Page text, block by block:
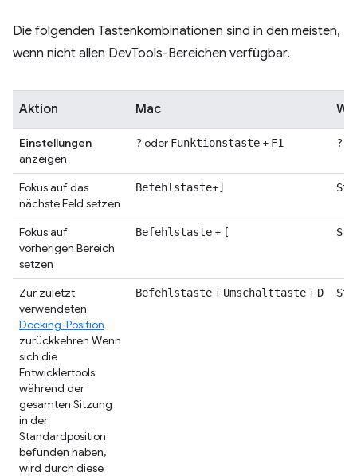
Die folgenden Tastenkombinationen sind in den meisten,
wenn nicht allen DevTools-Bereichen verfügbar.
Aktion Mac
Einstellungen
anzeigen
? oder Funktionstaste + F1 ?
Fokus auf das
nächste Feld setzen
Befehlstaste+]
Fokus auf
vorherigen Bereich
setzen
Befehlstaste + [
Zur zuletzt
verwendeten
Docking-Position
zurückkehren Wenn
sich die
Entwicklertools
während der
gesamten Sitzung
in der
Standardposition
befunden haben,
wird durch diese
Befehlstaste + Umschalttaste + D